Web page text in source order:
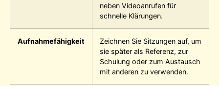
neben Videoanrufen für
schnelle Klärungen.
Aufnahmefähigkeit
Zeichnen Sie Sitzungen auf, um
sie später als Referenz, zur
Schulung oder zum Austausch
mit anderen zu verwenden.